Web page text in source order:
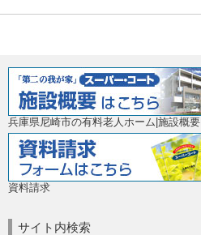
兵庫県尼崎市の有料老人ホーム|施設概要
資料請求
サイト内検索